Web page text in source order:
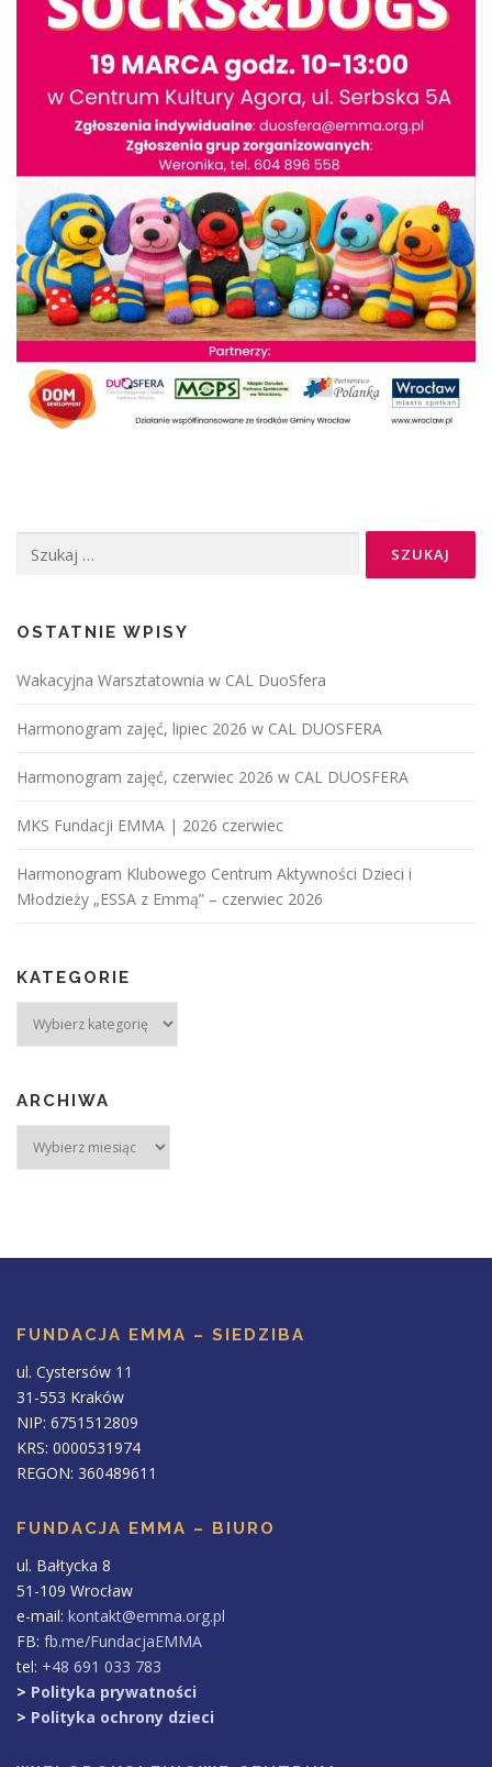
OSTATNIE WPISY
Wakacyjna Warsztatownia w CAL DuoSfera
Harmonogram zajęć, lipiec 2026 w CAL DUOSFERA
Harmonogram zajęć, czerwiec 2026 w CAL DUOSFERA
MKS Fundacji EMMA | 2026 czerwiec
Harmonogram Klubowego Centrum Aktywności Dzieci i
Młodzieży „ESSA z Emmą” – czerwiec 2026
KATEGORIE
ARCHIWA
FUNDACJA EMMA – SIEDZIBA
ul. Cystersów 11
31-553 Kraków
NIP: 6751512809
KRS: 0000531974
REGON: 360489611
FUNDACJA EMMA – BIURO
ul. Bałtycka 8
51-109 Wrocław
e-mail: kontakt@emma.org.pl
FB: fb.me/FundacjaEMMA
tel: +48 691 033 783
> Polityka prywatności
> Polityka ochrony dzieci